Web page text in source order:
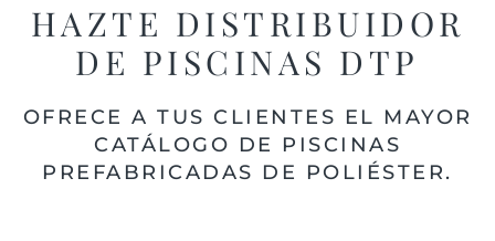
HAZTE DISTRIBUIDOR
DE PISCINAS DTP
OFRECE A TUS CLIENTES EL MAYOR
CATÁLOGO DE PISCINAS
PREFABRICADAS DE POLIÉSTER.